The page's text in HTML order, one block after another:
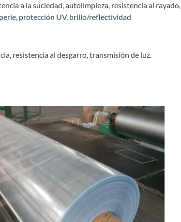
a la suciedad, autolimpieza, resistencia al rayado,
protección UV, brillo/reflectividad
resistencia al desgarro, transmisión de luz.